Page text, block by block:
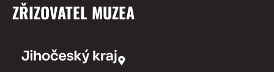
ZŘIZOVATEL MUZEA